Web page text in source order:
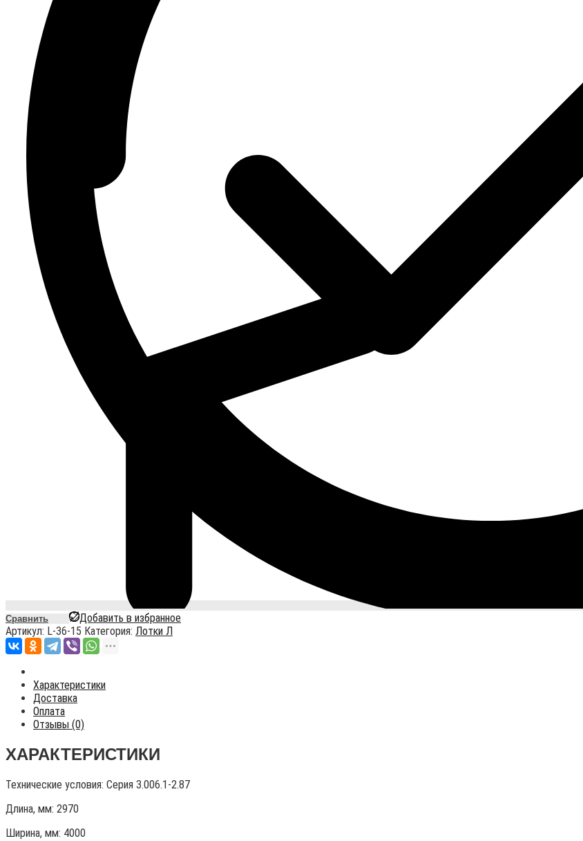
Сравнить
Добавить в избранное
Артикул: L-36-15 Категория: Лотки Л
Характеристики
Доставка
Оплата
Отзывы (0)
ХАРАКТЕРИСТИКИ
Технические условия: Серия 3.006.1-2.87
Длина, мм: 2970
Ширина, мм: 4000